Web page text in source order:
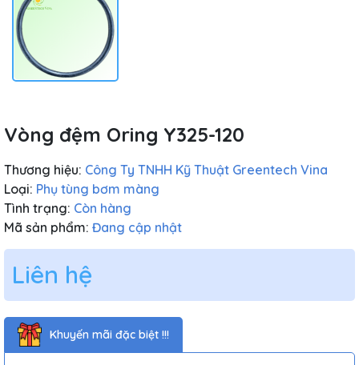
Vòng đệm Oring Y325-120
Thương hiệu: Công Ty TNHH Kỹ Thuật Greentech Vina
Loại: Phụ tùng bơm màng
Tình trạng: Còn hàng
Mã sản phẩm: Đang cập nhật
Liên hệ
Khuyến mãi đặc biệt !!!